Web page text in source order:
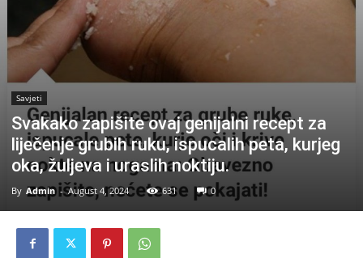
Savjeti
Svakako zapišite ovaj genijalni recept za
liječenje grubih ruku, ispucalih peta, kurjeg
oka, žuljeva i uraslih noktiju.
By Admin - August 4, 2024 631 0